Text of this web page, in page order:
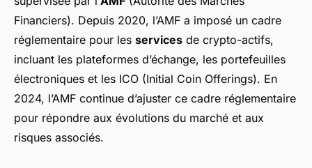
Financiers). Depuis 2020, l’AMF a imposé un cadre
réglementaire pour les services de crypto-actifs,
incluant les plateformes d’échange, les portefeuilles
électroniques et les ICO (Initial Coin Offerings). En
2024, l’AMF continue d’ajuster ce cadre réglementaire
pour répondre aux évolutions du marché et aux
risques associés.